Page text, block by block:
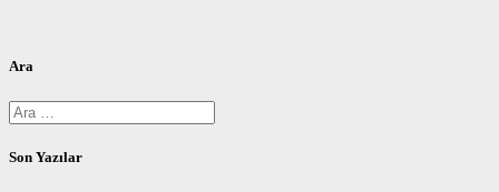
Ara
Arama:
Son Yazılar